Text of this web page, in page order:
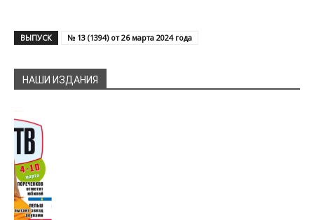
ВЫПУСК № 13 (1394) от 26 марта 2024 года
НАШИ ИЗДАНИЯ